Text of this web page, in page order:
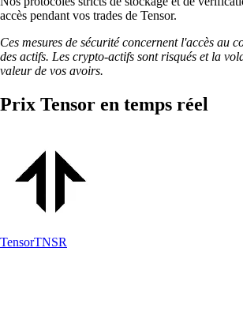
accès pendant vos trades de Tensor.
Ces mesures de sécurité concernent l'accès au
des actifs. Les crypto-actifs sont risqués et la
valeur de vos avoirs.
Prix Tensor en temps réel
TensorTNSR